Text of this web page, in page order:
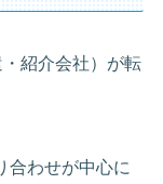
紹介会社）が転
合わせが中心に